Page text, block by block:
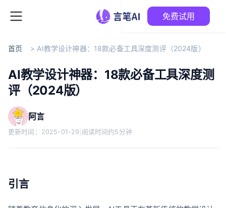
免费试用
首页 > AI教学设计神器：18款必备工具深度测评（2024版）
AI教学设计神器：18款必备工具深度测
评（2024版）
阿言
更新时间： 2025-01-29 阅读时间约5分钟
引言